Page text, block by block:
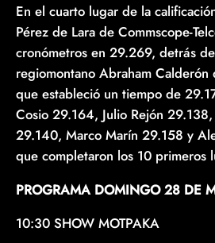
En el cuarto lugar de la
Pérez de Lara de Commscope-
cronómetros en 29.269, detrás
regiomontano Abraham
que estableció un tiempo de
Cosio 29.164, Julio Rejón 29.138,
29.140, Marco Marín 29.158 y
que completaron los 10 primeros
PROGRAMA DOMINGO 28 DE
10:30 SHOW MOTPAKA